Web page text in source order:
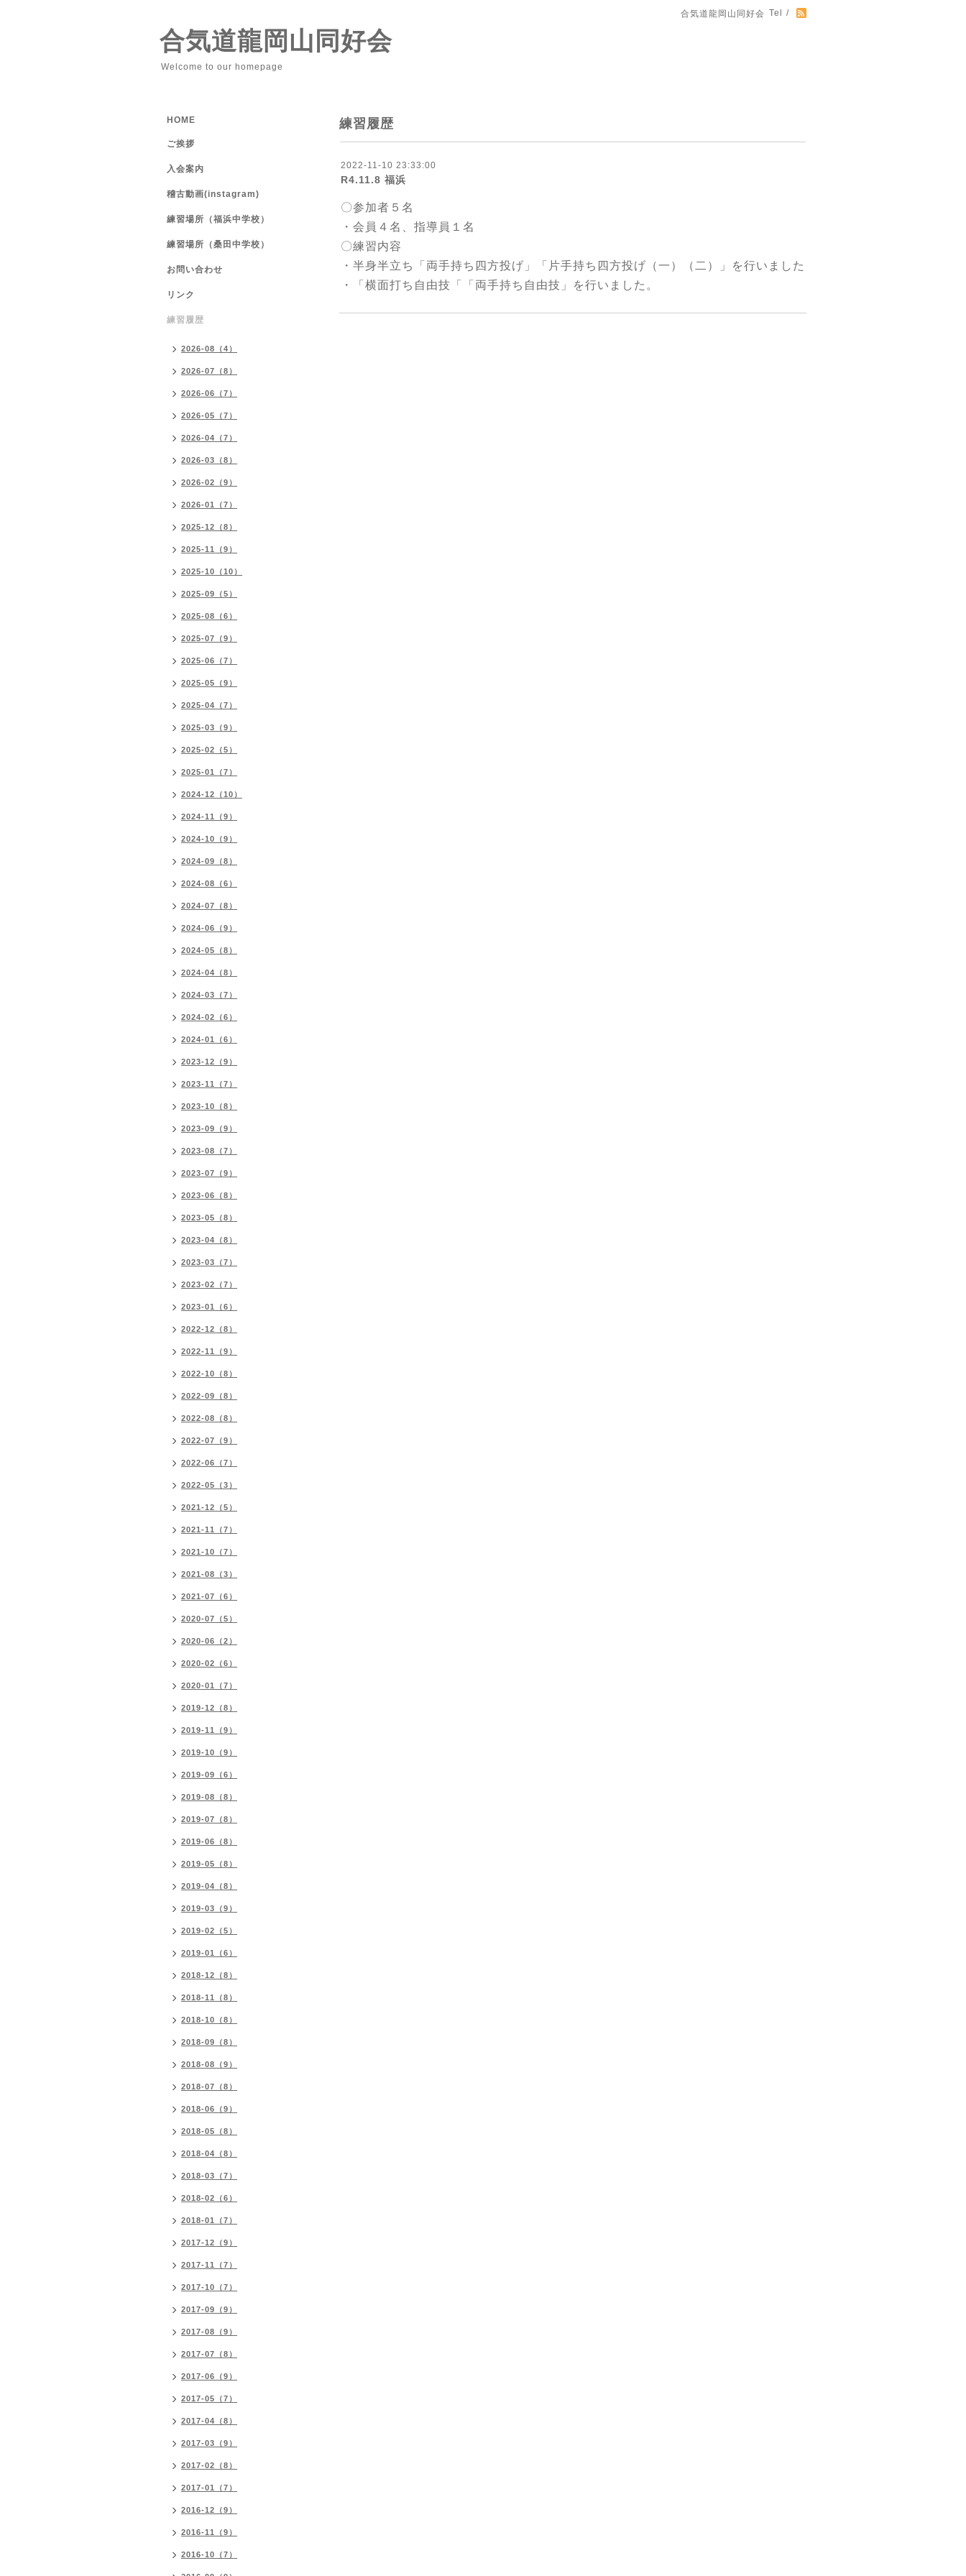
合気道龍岡山同好会 Tel /
合気道龍岡山同好会
Welcome to our homepage
練習履歴
2022-11-10 23:33:00
R4.11.8 福浜
〇参加者５名
・会員４名、指導員１名
〇練習内容
・半身半立ち「両手持ち四方投げ」「片手持ち四方投げ（一）（二）」を行いました
・「横面打ち自由技「「両手持ち自由技」を行いました。
HOME
ご挨拶
入会案内
稽古動画(instagram)
練習場所（福浜中学校）
練習場所（桑田中学校）
お問い合わせ
リンク
練習履歴
2026-08（4）
2026-07（8）
2026-06（7）
2026-05（7）
2026-04（7）
2026-03（8）
2026-02（9）
2026-01（7）
2025-12（8）
2025-11（9）
2025-10（10）
2025-09（5）
2025-08（6）
2025-07（9）
2025-06（7）
2025-05（9）
2025-04（7）
2025-03（9）
2025-02（5）
2025-01（7）
2024-12（10）
2024-11（9）
2024-10（9）
2024-09（8）
2024-08（6）
2024-07（8）
2024-06（9）
2024-05（8）
2024-04（8）
2024-03（7）
2024-02（6）
2024-01（6）
2023-12（9）
2023-11（7）
2023-10（8）
2023-09（9）
2023-08（7）
2023-07（9）
2023-06（8）
2023-05（8）
2023-04（8）
2023-03（7）
2023-02（7）
2023-01（6）
2022-12（8）
2022-11（9）
2022-10（8）
2022-09（8）
2022-08（8）
2022-07（9）
2022-06（7）
2022-05（3）
2021-12（5）
2021-11（7）
2021-10（7）
2021-08（3）
2021-07（6）
2020-07（5）
2020-06（2）
2020-02（6）
2020-01（7）
2019-12（8）
2019-11（9）
2019-10（9）
2019-09（6）
2019-08（8）
2019-07（8）
2019-06（8）
2019-05（8）
2019-04（8）
2019-03（9）
2019-02（5）
2019-01（6）
2018-12（8）
2018-11（8）
2018-10（8）
2018-09（8）
2018-08（9）
2018-07（8）
2018-06（9）
2018-05（8）
2018-04（8）
2018-03（7）
2018-02（6）
2018-01（7）
2017-12（9）
2017-11（7）
2017-10（7）
2017-09（9）
2017-08（9）
2017-07（8）
2017-06（9）
2017-05（7）
2017-04（8）
2017-03（9）
2017-02（8）
2017-01（7）
2016-12（9）
2016-11（9）
2016-10（7）